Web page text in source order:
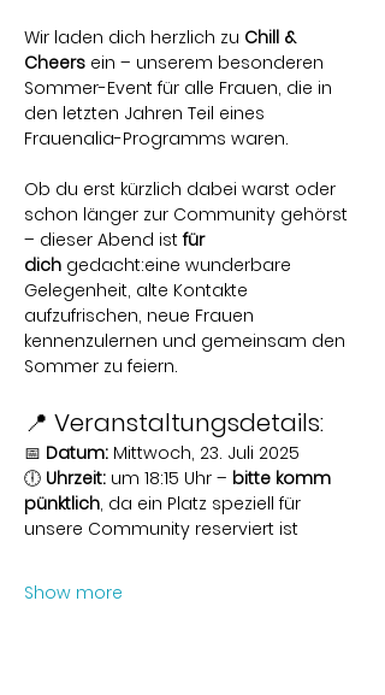
Wir laden dich herzlich zu Chill &
Cheers ein – unserem besonderen
Sommer-Event für alle Frauen, die in
den letzten Jahren Teil eines
Frauenalia-Programms waren.
Ob du erst kürzlich dabei warst oder
schon länger zur Community gehörst
– dieser Abend ist für
dich gedacht:eine wunderbare
Gelegenheit, alte Kontakte
aufzufrischen, neue Frauen
kennenzulernen und gemeinsam den
Sommer zu feiern.
📍 Veranstaltungsdetails:
📅 Datum: Mittwoch, 23. Juli 2025
🕕 Uhrzeit: um 18:15 Uhr – bitte komm
pünktlich, da ein Platz speziell für
unsere Community reserviert ist
Show more